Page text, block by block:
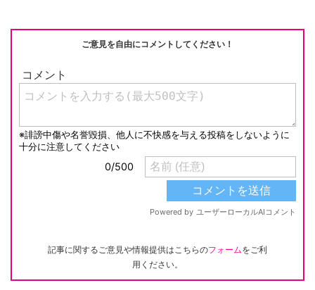
k
ご意見を自由にコメントしてください！
記事に関するご意見や情報提供はこちらのフォームをご利
用ください。